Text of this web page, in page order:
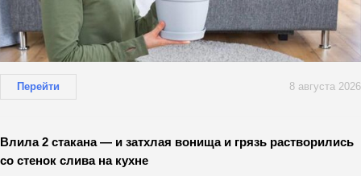
Перейти 8 августа 2026
Влила 2 стакана — и затхлая вонища и грязь растворились
со стенок слива на кухне